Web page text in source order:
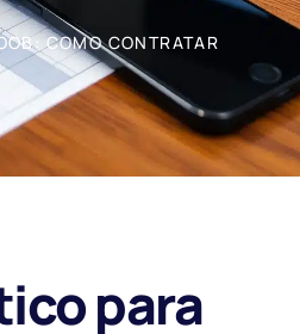
COMO CONTRATAR
para